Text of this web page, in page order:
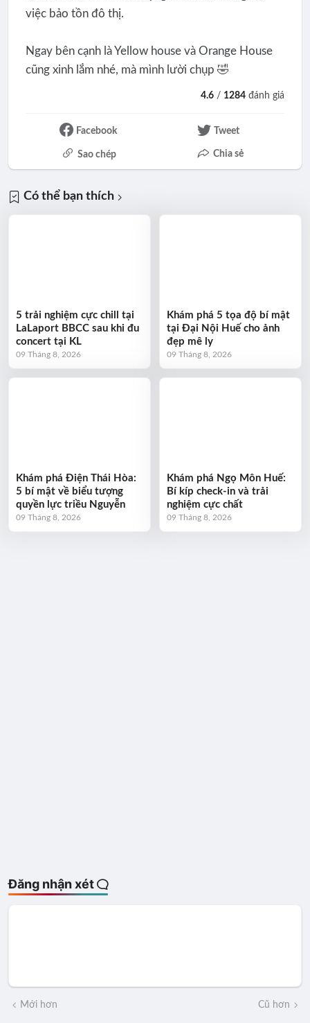
việc bảo tồn đô thị.
Ngay bên cạnh là Yellow house và Orange House
cũng xinh lắm nhé, mà mình lười chụp 🤣
4.6 / 1284 đánh giá
Facebook Tweet
Sao chép Chia sẻ
Có thể bạn thích
5 trải nghiệm cực chill tại
LaLaport BBCC sau khi đu
concert tại KL
09 Tháng 8, 2026
Khám phá 5 tọa độ bí mật
tại Đại Nội Huế cho ảnh
đẹp mê ly
09 Tháng 8, 2026
Khám phá Điện Thái Hòa:
5 bí mật về biểu tượng
quyền lực triều Nguyễn
09 Tháng 8, 2026
Khám phá Ngọ Môn Huế:
Bí kíp check-in và trải
nghiệm cực chất
09 Tháng 8, 2026
Đăng nhận xét
Mới hơn Cũ hơn